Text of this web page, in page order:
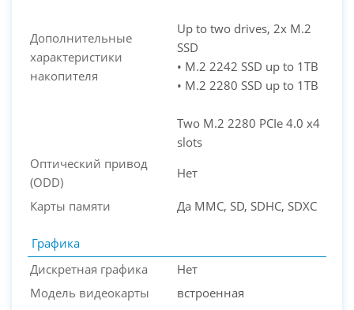
Дополнительные
характеристики
накопителя
Up to two drives, 2x M.2
SSD
• M.2 2242 SSD up to 1TB
• M.2 2280 SSD up to 1TB
Two M.2 2280 PCIe 4.0 x4
slots
Оптический привод
(ODD)
Нет
Карты памяти Да MMC, SD, SDHC, SDXC
Графика
Дискретная графика
Нет
Модель видеокарты
встроенная